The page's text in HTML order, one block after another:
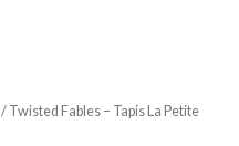
/ Twisted Fables – Tapis La Petite